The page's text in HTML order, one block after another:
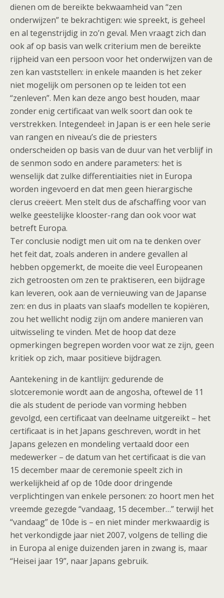
dienen om de bereikte bekwaamheid van “zen
onderwijzen” te bekrachtigen: wie spreekt, is geheel
en al tegenstrijdig in zo’n geval. Men vraagt zich dan
ook af op basis van welk criterium men de bereikte
rijpheid van een persoon voor het onderwijzen van de
zen kan vaststellen: in enkele maanden is het zeker
niet mogelijk om personen op te leiden tot een
“zenleven”. Men kan deze ango best houden, maar
zonder enig certificaat van welk soort dan ook te
verstrekken. Integendeel: in Japan is er een hele serie
van rangen en niveau’s die de priesters
onderscheiden op basis van de duur van het verblijf in
de senmon sodo en andere parameters: het is
wenselijk dat zulke differentiaities niet in Europa
worden ingevoerd en dat men geen hierargische
clerus creëert. Men stelt dus de afschaffing voor van
welke geestelijke klooster-rang dan ook voor wat
betreft Europa.
Ter conclusie nodigt men uit om na te denken over
het feit dat, zoals anderen in andere gevallen al
hebben opgemerkt, de moeite die veel Europeanen
zich getroosten om zen te praktiseren, een bijdrage
kan leveren, ook aan de vernieuwing van de Japanse
zen: en dus in plaats van slaafs modellen te kopiëren,
zou het wellicht nodig zijn om andere manieren van
uitwisseling te vinden. Met de hoop dat deze
opmerkingen begrepen worden voor wat ze zijn, geen
kritiek op zich, maar positieve bijdragen.
Aantekening in de kantlijn: gedurende de
slotceremonie wordt aan de angosha, oftewel de 11
die als student de periode van vorming hebben
gevolgd, een certificaat van deelname uitgereikt – het
certificaat is in het Japans geschreven, wordt in het
Japans gelezen en mondeling vertaald door een
medewerker – de datum van het certificaat is die van
15 december maar de ceremonie speelt zich in
werkelijkheid af op de 10de door dringende
verplichtingen van enkele personen: zo hoort men het
vreemde gezegde “vandaag, 15 december…” terwijl het
“vandaag” de 10de is – en niet minder merkwaardig is
het verkondigde jaar niet 2007, volgens de telling die
in Europa al enige duizenden jaren in zwang is, maar
“Heisei jaar 19”, naar Japans gebruik.